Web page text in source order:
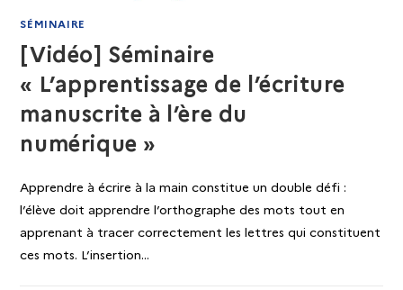
SÉMINAIRE
[Vidéo] Séminaire
« L’apprentissage de l’écriture
manuscrite à l’ère du
numérique »
Apprendre à écrire à la main constitue un double défi :
l’élève doit apprendre l’orthographe des mots tout en
apprenant à tracer correctement les lettres qui constituent
ces mots. L’insertion…